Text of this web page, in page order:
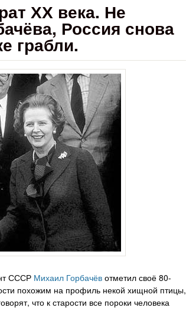
ХХ века. Не
Россия снова
грабли.
СССР Михаил Горбачёв отметил своё 80-
похожим на профиль некой хищной птицы,
что к старости все пороки человека